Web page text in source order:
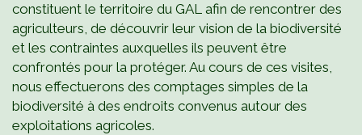
constituent le territoire du GAL afin de rencontrer des
agriculteurs, de découvrir leur vision de la biodiversité
et les contraintes auxquelles ils peuvent être
confrontés pour la protéger. Au cours de ces visites,
nous effectuerons des comptages simples de la
biodiversité à des endroits convenus autour des
exploitations agricoles.